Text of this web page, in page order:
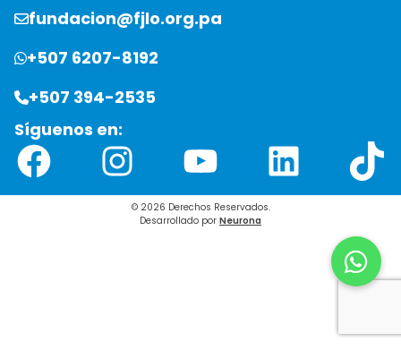
fundacion@fjlo.org.pa
+507 6207-8192
+507 394-2535
Síguenos en:
Facebook Instagram YouTube LinkedIn TikTok
© 2026 Derechos Reservados.
Desarrollado por Neurona